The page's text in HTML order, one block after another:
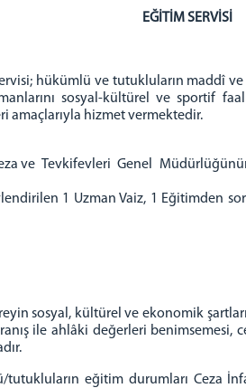
EĞİTİM SERVİSİ
hükümlü ve tutukluların maddî
sosyal-kültürel ve sportif
amaçlarıyla hizmet vermektedir.
ve Tevkifevleri Genel
1 Uzman Vaiz, 1 Eğitimden
kültürel ve ekonomik şartları
ile ahlâki değerleri benimsemesi,
eğitim durumları Ceza